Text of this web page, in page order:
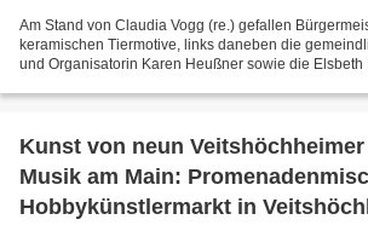
Am Stand von Claudia Vogg (re.) gefallen
keramischen Tiermotive, links daneben die
und Organisatorin Karen Heußner sowie die Elsbeth Poetsch. Kreativ und
Kunst von neun
Musik am Main: Promenadenmischung und
Hobbykünstlermarkt in